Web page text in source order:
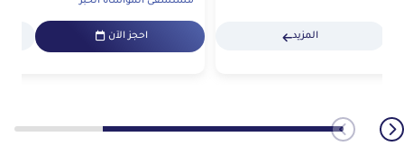
احجز الآن المزيد